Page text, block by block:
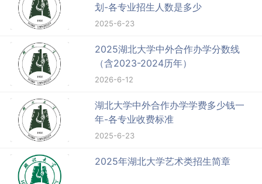
划-各专业招生人数是多少
2025-6-23
2025湖北大学中外合作办学分数线
（含2023-2024历年）
2026-6-12
湖北大学中外合作办学学费多少钱一
年-各专业收费标准
2025-6-23
2025年湖北大学艺术类招生简章